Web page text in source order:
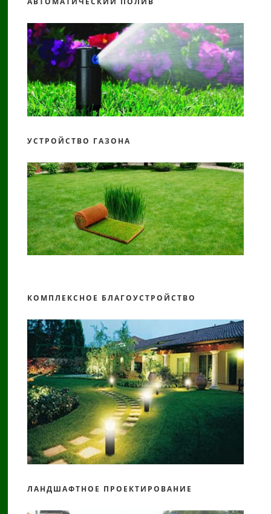
УСТРОЙСТВО ГАЗОНА
КОМПЛЕКСНОЕ БЛАГОУСТРОЙСТВО
ЛАНДШАФТНОЕ ПРОЕКТИРОВАНИЕ